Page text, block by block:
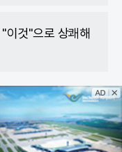
이것"으로 상쾌해